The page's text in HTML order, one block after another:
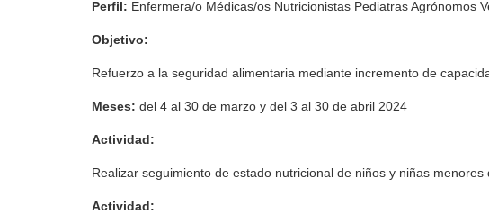
Perfil: Enfermera/o Médicas/os Nutricionistas Pediatras Agrónomos
Objetivo:
Refuerzo a la seguridad alimentaria mediante incremento de
Meses: del 4 al 30 de marzo y del 3 al 30 de abril 2024
Actividad:
Realizar seguimiento de estado nutricional de niños y niñas
Actividad: